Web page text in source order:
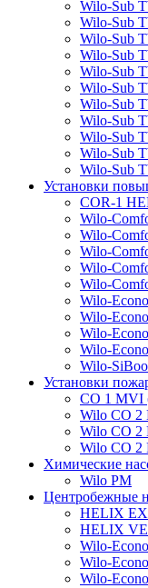
Wilo-Sub
Wilo-Sub
Wilo-Sub
Wilo-Sub
Wilo-Sub
Wilo-Sub
Wilo-Sub
Wilo-Sub
Wilo-Sub
Wilo-Sub
Wilo-Sub
Установки
COR-1
Wilo-
Wilo-
Wilo-
Wilo-
Wilo-
Wilo-
Wilo-
Wilo-
Wilo-
Wilo-
Установки
CO 1 MVI
Wilo CO 2
Wilo CO 2
Wilo CO 2
Химические
Wilo PM
Центробежные
HELIX
HELIX VE
Wilo-
Wilo-
Wilo-